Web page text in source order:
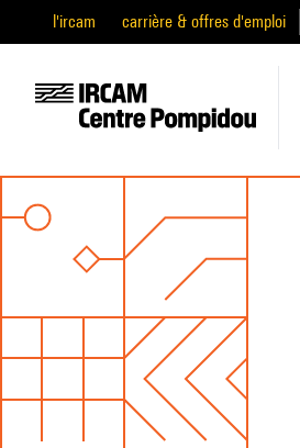
l'ircam carrière & offres d'emploi